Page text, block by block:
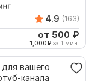
4.9 (163)
от 500 ₽
1,000₽ за 1 мин.
вашего
канала